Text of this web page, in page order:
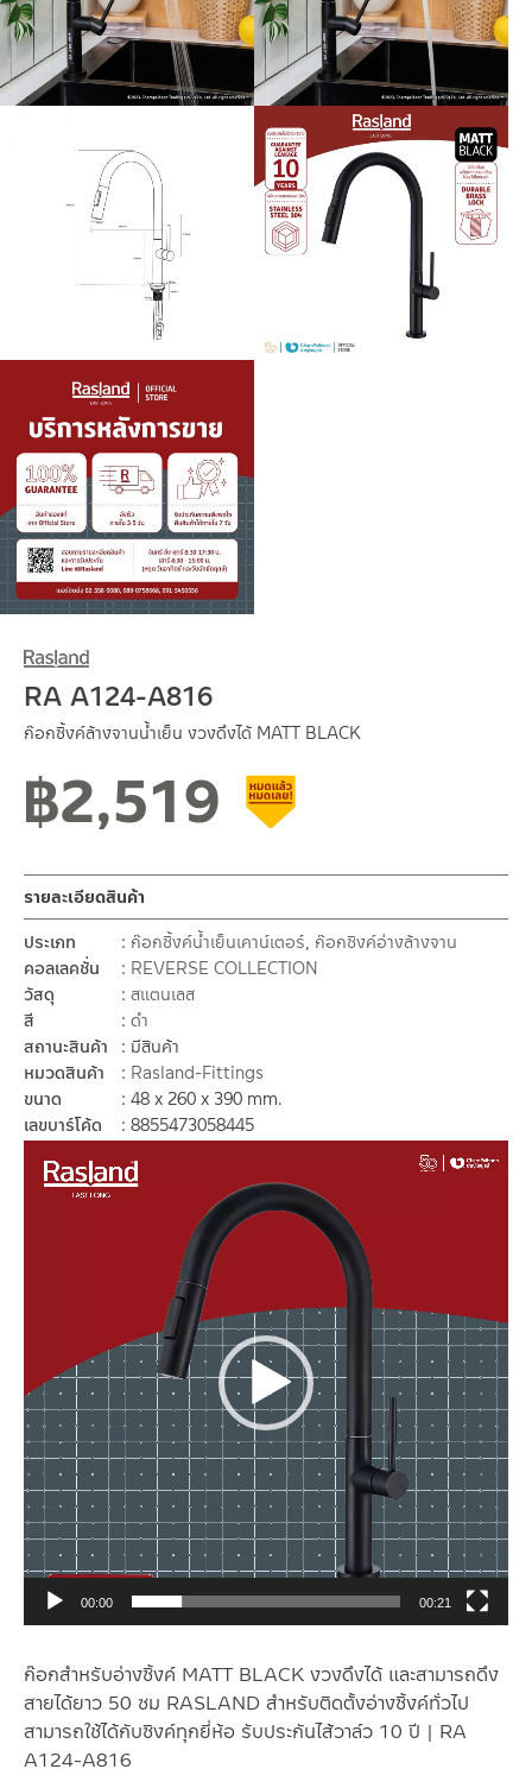
RA A124-A816
ก๊อกซิ้งค์ล้างจานน้ำเย็น งวงดึงได้ MATT BLACK
฿2,519
ก๊อกสำหรับอ่างซิ้งค์ MATT BLACK งวงดึงได้ และสามารถดึง
สายได้ยาว 50 ซม RASLAND สำหรับติดตั้งอ่างซิ้งค์ทั่วไป
สามารถใช้ได้กับซิงค์ทุกยี่ห้อ รับประกันไส้วาล์ว 10 ปี | RA
A124-A816
รายละเอียดสินค้า
ประเภท
ก๊อกซิ้งค์น้ำเย็นเคาน์เตอร์, ก๊อกซิงค์อ่างล้างจาน
คอลเลคชั่น
REVERSE COLLECTION
วัสดุ
สแตนเลส
สี
ดำ
สถานะสินค้า
มีสินค้า
หมวดสินค้า
Rasland-Fittings
ขนาด
48 x 260 x 390 mm.
เลขบาร์โค้ด
8855473058445
เล่น
00:00 00:21